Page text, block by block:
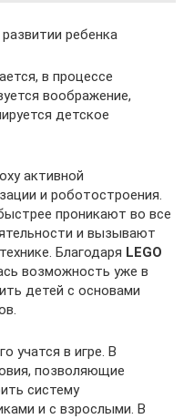
ребенка
в процессе
воображение,
детское
активной
и роботостроения.
проникают во все
и вызывают
Благодаря LEGO
возможность уже в
детей с основами
учатся в игре. В
позволяющие
систему
и с взрослыми. В